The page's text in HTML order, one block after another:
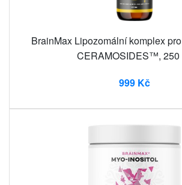
BrainMax Lipozomální komplex
CERAMOSIDES™, 250
999 Kč